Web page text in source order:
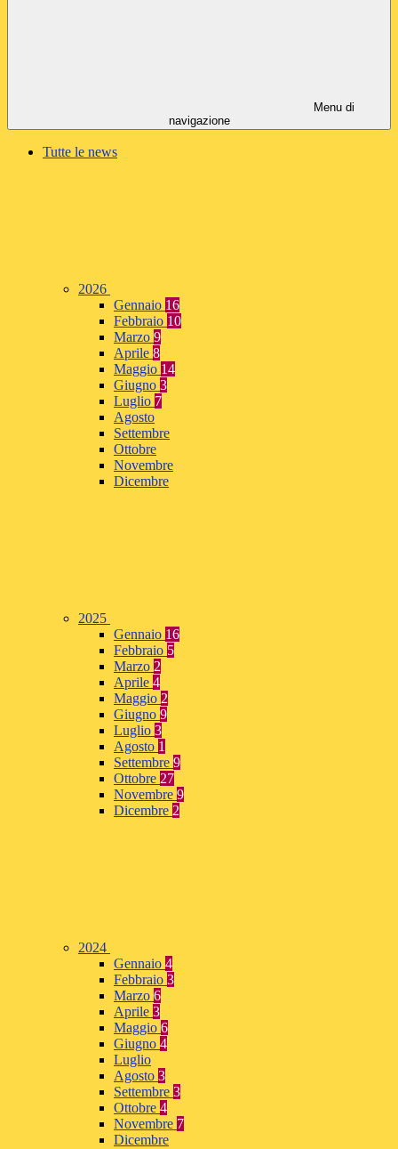
Menu di
navigazione
Tutte le news
2026
Gennaio 16
Febbraio 10
Marzo 9
Aprile 8
Maggio 14
Giugno 3
Luglio 7
Agosto
Settembre
Ottobre
Novembre
Dicembre
2025
Gennaio 16
Febbraio 5
Marzo 2
Aprile 4
Maggio 2
Giugno 9
Luglio 3
Agosto 1
Settembre 9
Ottobre 27
Novembre 9
Dicembre 2
2024
Gennaio 4
Febbraio 3
Marzo 6
Aprile 3
Maggio 6
Giugno 4
Luglio
Agosto 3
Settembre 3
Ottobre 4
Novembre 7
Dicembre